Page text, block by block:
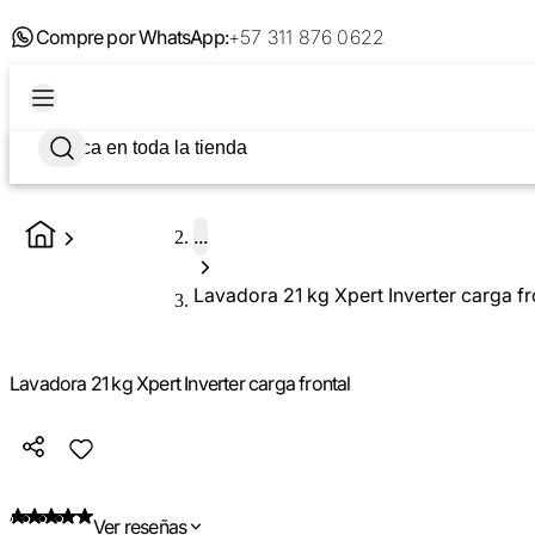
Compre por WhatsApp:+57 311 876 0622
...
Lavadora 21 kg Xpert Inverter carga
Lavadora 21 kg Xpert Inverter carga frontal
Ver reseñas